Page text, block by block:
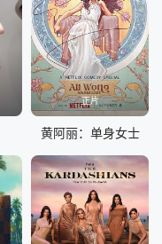
正片
黄阿丽：单身女士